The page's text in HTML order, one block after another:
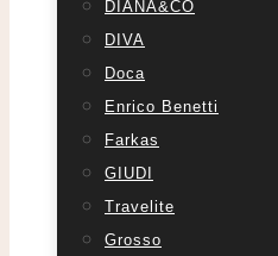
DIANA&CO
DIVA
Doca
Enrico Benetti
Farkas
GIUDI
Travelite
Grosso